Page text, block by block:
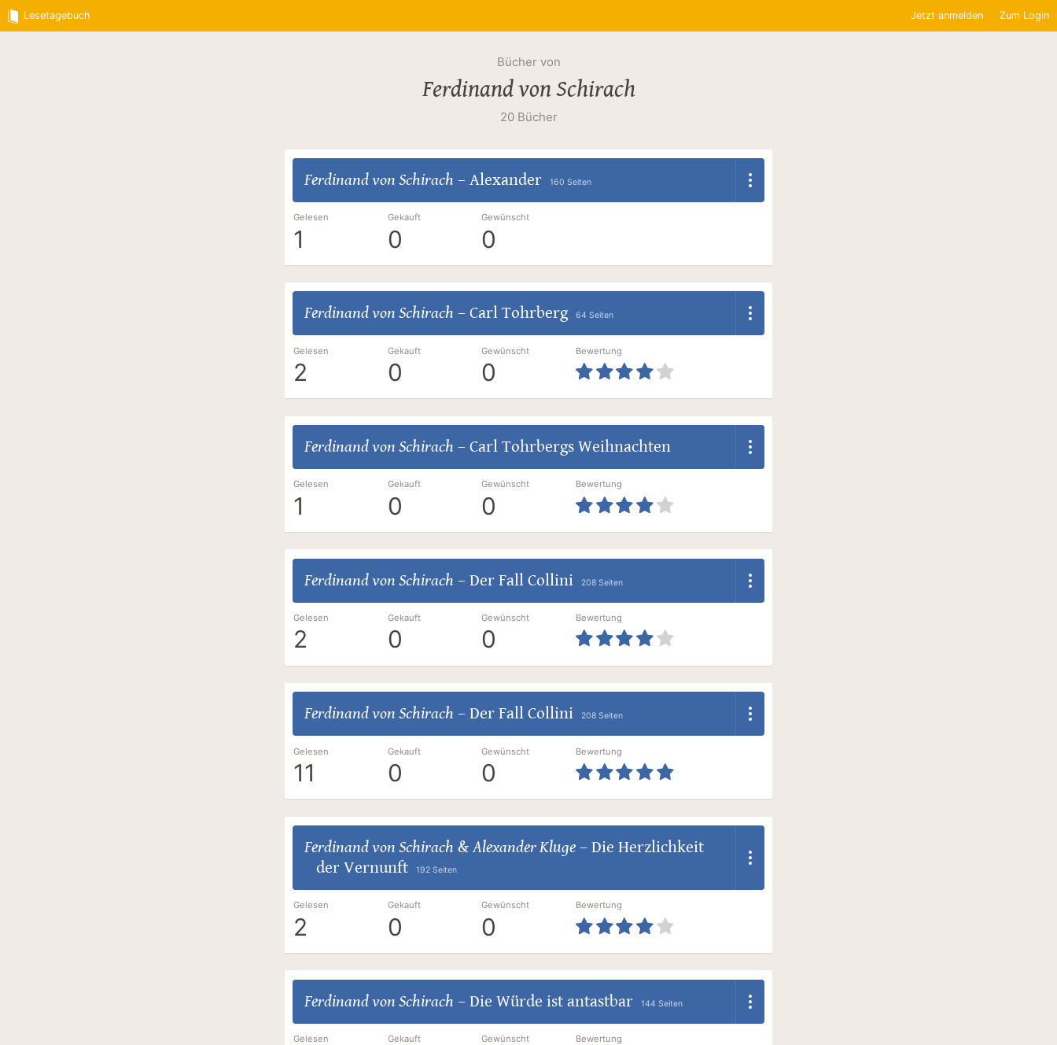
Lesetagebuch Jetzt anmelden Zum Login
Bücher von
Ferdinand von Schirach
20 Bücher
Ferdinand von Schirach – Alexander 160 Seiten
Gelesen
1
Gekauft
0
Gewünscht
0
Ferdinand von Schirach – Carl Tohrberg 64 Seiten
Gelesen
2
Gekauft
0
Gewünscht
0
Bewertung
Ferdinand von Schirach – Carl Tohrbergs Weihnachten
Gelesen
1
Gekauft
0
Gewünscht
0
Bewertung
Ferdinand von Schirach – Der Fall Collini 208 Seiten
Gelesen
2
Gekauft
0
Gewünscht
0
Bewertung
Ferdinand von Schirach – Der Fall Collini 208 Seiten
Gelesen
11
Gekauft
0
Gewünscht
0
Bewertung
Ferdinand von Schirach &Alexander Kluge– Die Herzlichkeit
der Vernunft
192 Seiten
Gelesen
2
Gekauft
0
Gewünscht
0
Bewertung
Ferdinand von Schirach – Die Würde ist antastbar 144 Seiten
Gelesen Gekauft Gewünscht Bewertung